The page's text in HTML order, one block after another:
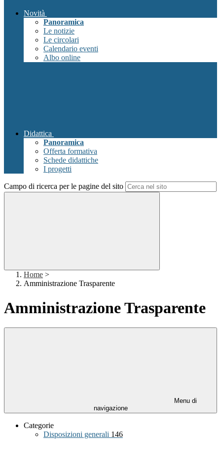
Novità
Panoramica
Le notizie
Le circolari
Calendario eventi
Albo online
Didattica
Panoramica
Offerta formativa
Schede didattiche
I progetti
Campo di ricerca per le pagine del sito
Home >
Amministrazione Trasparente
Amministrazione Trasparente
Menu di
navigazione
Categorie
Disposizioni generali 146